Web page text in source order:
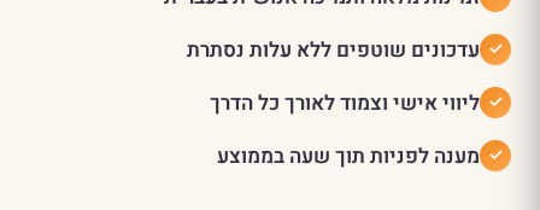
עדכונים שוטפים ללא עלות נסתרת
ליווי אישי וצמוד לאורך כל הדרך
מענה לפניות תוך שעה בממוצע